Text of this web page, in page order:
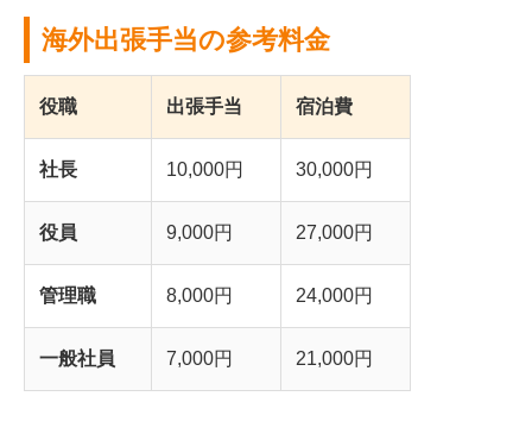
海外出張手当の参考料金
役職 出張手当 宿泊費
社長 10,000円 30,000円
役員 9,000円 27,000円
管理職 8,000円 24,000円
一般社員 7,000円 21,000円